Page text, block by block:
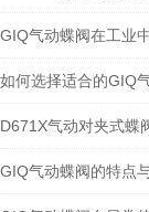
如何选择适合的GIQ
GIQ气动蝶阀的特点